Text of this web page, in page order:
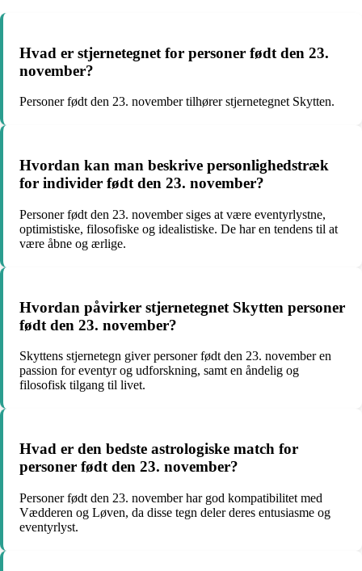
Hvad er stjernetegnet for personer født den 23.
november?
Personer født den 23. november tilhører stjernetegnet Skytten.
Hvordan kan man beskrive personlighedstræk
for individer født den 23. november?
Personer født den 23. november siges at være eventyrlystne,
optimistiske, filosofiske og idealistiske. De har en tendens til at
være åbne og ærlige.
Hvordan påvirker stjernetegnet Skytten personer
født den 23. november?
Skyttens stjernetegn giver personer født den 23. november en
passion for eventyr og udforskning, samt en åndelig og
filosofisk tilgang til livet.
Hvad er den bedste astrologiske match for
personer født den 23. november?
Personer født den 23. november har god kompatibilitet med
Vædderen og Løven, da disse tegn deler deres entusiasme og
eventyrlyst.